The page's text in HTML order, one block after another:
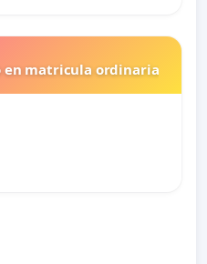
en matricula ordinaria